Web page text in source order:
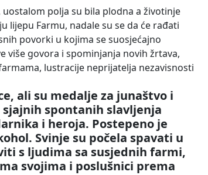
polja su bila plodna a životinje
lijepu Farmu, nadale su se da će rađati
povorki u kojima se suosjećajno
više govora i spominjanja novih žrtava,
lustracije neprijatelja nezavisnosti
ali su medalje za junaštvo i
spontanih slavljenja
i heroja. Postepeno je
Svinje su počela spavati u
s ljudima sa susjednih farmi,
svojima i poslušnici prema